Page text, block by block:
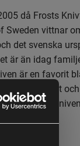
då Frosts
Sweden vittnar
det svenska
är än idag
är en favorit
för kvalitet
är